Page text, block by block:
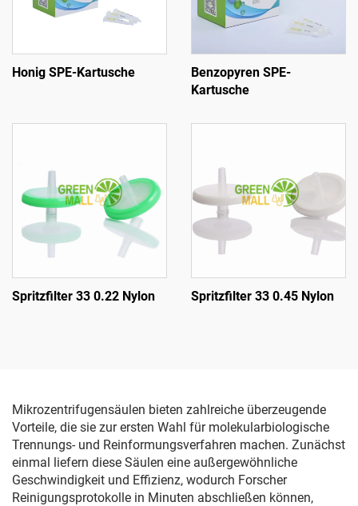
Honig SPE-Kartusche
Benzopyren SPE-
Kartusche
Spritzfilter 33 0.22 Nylon Spritzfilter 33 0.45 Nylon
Mikrozentrifugensäulen bieten zahlreiche überzeugende
Vorteile, die sie zur ersten Wahl für molekularbiologische
Trennungs- und Reinformungsverfahren machen. Zunächst
einmal liefern diese Säulen eine außergewöhnliche
Geschwindigkeit und Effizienz, wodurch Forscher
Reinigungsprotokolle in Minuten abschließen können,